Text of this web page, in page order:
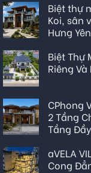
Biệt thự
Koi, sân
Hưng Yên
Biệt Thự
Riêng
CPhong
2 Tầng
Tầng
aVELA
Cong